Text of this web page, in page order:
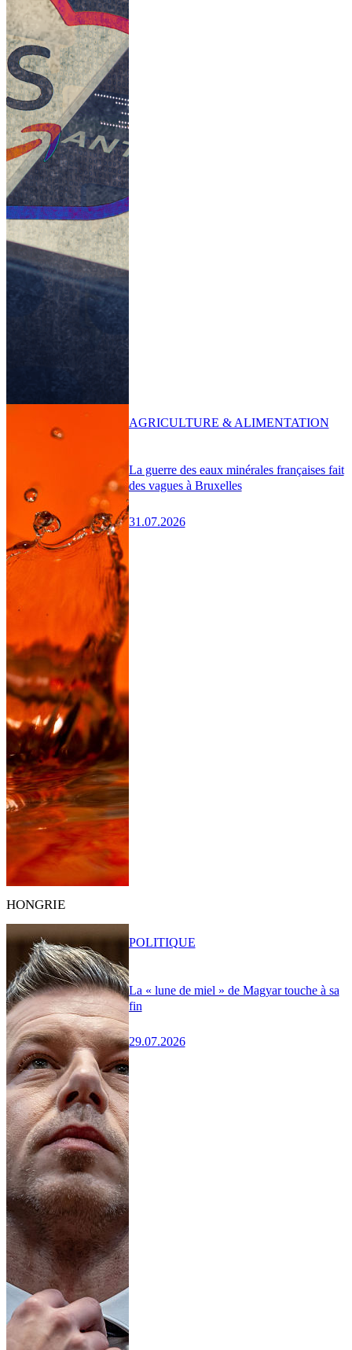
La guerre des eaux minérales françaises fait
des vagues à Bruxelles
31.07.2026
AGRICULTURE & ALIMENTATION
HONGRIE
La « lune de miel » de Magyar touche à sa
fin
29.07.2026
POLITIQUE